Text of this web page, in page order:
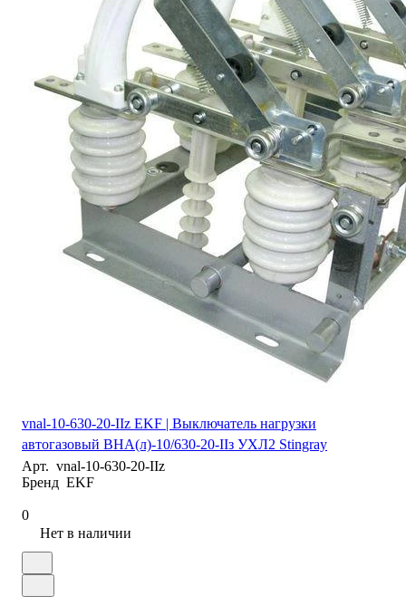
vnal-10-630-20-IIz EKF | Выключатель нагрузки
автогазовый ВНА(л)-10/630-20-IIз УХЛ2 Stingray
Арт. vnal-10-630-20-IIz
Бренд EKF
0
Нет в наличии